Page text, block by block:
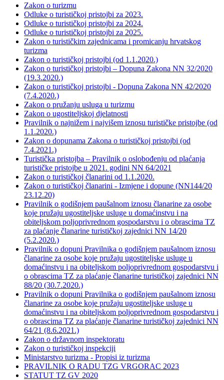
Zakon o turizmu
Odluke o turističkoj pristojbi za 2023.
Odluke o turističkoj pristojbi za 2024.
Odluke o turističkoj pristojbi za 2025.
Zakon o turističkim zajednicama i promicanju hrvatskog
turizma
Zakon o turističkoj pristojbi (od 1.1.2020.)
Zakon o turističkoj pristojbi – Dopuna Zakona NN 32/2020
(19.3.2020.)
Zakon o turističkoj pristojbi - Dopuna Zakona NN 42/2020
(7.4.2020.)
Zakon o pružanju usluga u turizmu
Zakon o ugostiteljskoj djelatnosti
Pravilnik o najnižem i najvišem iznosu turističke pristojbe (od
1.1.2020.)
Zakon o dopunama Zakona o turističkoj pristojbi (od
7.4.2021.)
Turistička pristojba – Pravilnik o oslobođenju od plaćanja
turističke pristojbe u 2021. godini NN 64/2021
Zakon o turističkoj članarini od 1.1.2020.
Zakon o turističkoj članarini - Izmjene i dopune (NN144/20
23.12.20)
Pravilnik o godišnjem paušalnom iznosu članarine za osobe
koje pružaju ugostiteljske usluge u domaćinstvu i na
obiteljskom poljoprivrednom gospodarstvu i o obrascima TZ
za plaćanje članarine turističkoj zajednici NN 14/20
(5.2.2020.)
Pravilnik o dopuni Pravilnika o godišnjem paušalnom iznosu
članarine za osobe koje pružaju ugostiteljske usluge u
domaćinstvu i na obiteljskom poljoprivrednom gospodarstvu i
o obrascima TZ za plaćanje članarine turističkoj zajednici NN
88/20 (30.7.2020.)
Pravilnik o dopuni Pravilnika o godišnjem paušalnom iznosu
članarine za osobe koje pružaju ugostiteljske usluge u
domaćinstvu i na obiteljskom poljoprivrednom gospodarstvu i
o obrascima TZ za plaćanje članarine turističkoj zajednici NN
64/21 (8.6.2021.)
Zakon o državnom inspektoratu
Zakon o turističkoj inspekciji
Ministarstvo turizma - Propisi iz turizma
PRAVILNIK O RADU TZG VRGORAC 2023
STATUT TZ GV 2020